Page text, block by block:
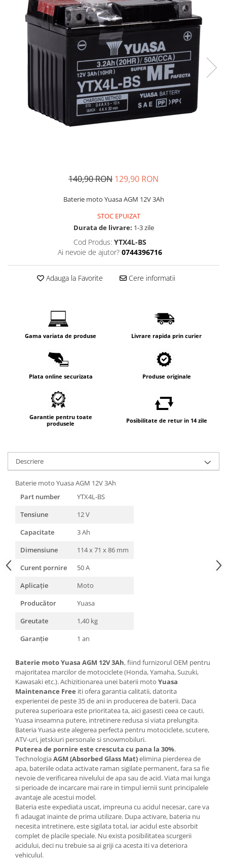
140,90 RON 129,90 RON
Baterie moto Yuasa AGM 12V 3Ah
STOC EPUIZAT
Durata de livrare: 1-3 zile
Cod Produs: YTX4L-BS
Ai nevoie de ajutor? 0744396716
Adauga la Favorite Cere informatii
Gama variata de produse Livrare rapida prin curier
Plata online securizata Produse originale
Garantie pentru toate
produsele
Posibilitate de retur in 14 zile
Descriere
Baterie moto Yuasa AGM 12V 3Ah
Part number
YTX4L-BS
Tensiune
12 V
Capacitate
3 Ah
Dimensiune
114 x 71 x 86 mm
Curent pornire
50 A
Aplicație
Moto
Producător
Yuasa
Greutate
1,40 kg
Garanție
1 an
Baterie moto Yuasa AGM 12V 3Ah, fiind furnizorul OEM pentru
majoritatea marcilor de motociclete (Honda, Yamaha, Suzuki,
Kawasaki etc.). Achizitionarea unei baterii moto Yuasa
Maintenance Free iti ofera garantia calitatii, datorita
experientei de peste 35 de ani in producerea de baterii. Daca
puterea superioara este prioritatea ta, aici gasesti ceea ce cauti.
Yuasa inseamna putere, intretinere redusa si viata prelungita.
Bateria Yuasa este alegerea perfecta pentru motociclete, scutere,
ATV-uri, jetskiuri personale si snowmobiluri.
Puterea de pornire este crescuta cu pana la 30%.
TechnologiaAGM (Absorbed Glass Mat)elimina pierderea de
apa, bateriile odata activate raman sigilate permanent, fara sa fie
nevoie de verificarea nivelului de apa sau de acid. Viata mai lunga
si perioade de incarcare mai rare in timpul iernii sunt principalele
avantaje ale acestui model.
Bateria este expediata uscat, impreuna cu acidul necesar, care va
fi adaugat inainte de prima utilizare. Dupa activare, bateria nu
necesita intretinere, este sigilata total, iar acidul este absorbit
complet de placile speciale. Nu exista posibilitatea scurgerii
acidului, deci nu trebuie sa ai griji ca acesta iti va deteriora
vehiculul.